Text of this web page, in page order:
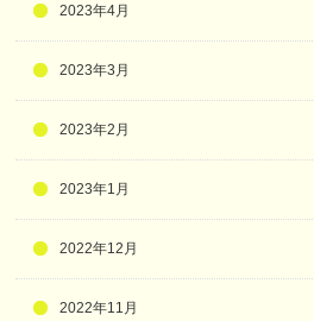
2023年4月
2023年3月
2023年2月
2023年1月
2022年12月
2022年11月